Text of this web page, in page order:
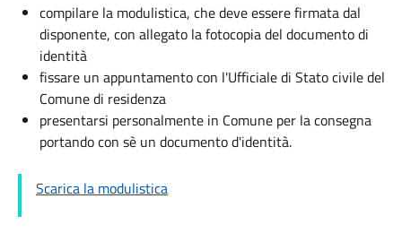
compilare la modulistica, che deve essere firmata dal
disponente, con allegato la fotocopia del documento di
identità
fissare un appuntamento con l'Ufficiale di Stato civile del
Comune di residenza
presentarsi personalmente in Comune per la consegna
portando con sè un documento d'identità.
Scarica la modulistica